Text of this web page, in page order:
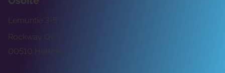
Rockway Oy
Lemuntie 3-5
00510 Helsinki